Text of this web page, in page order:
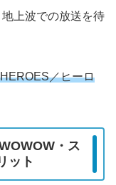
上波での放送を待
／ヒーロ
・ス
ット